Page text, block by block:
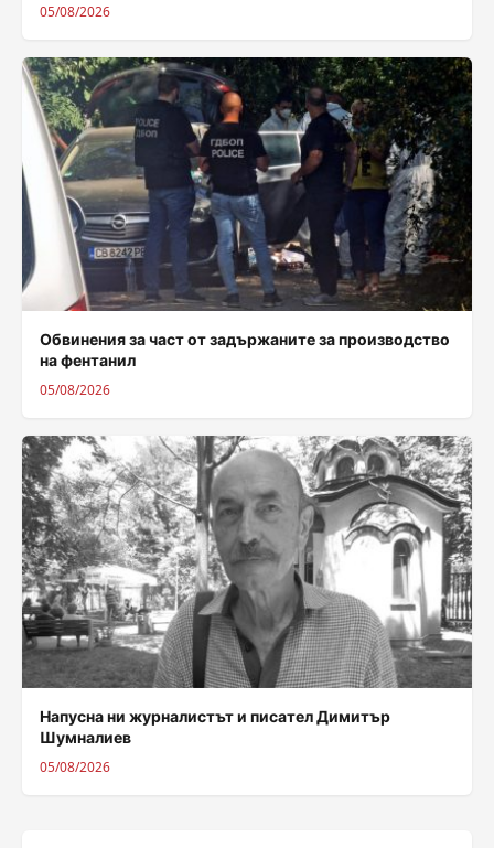
05/08/2026
Обвинения за част от задържаните за производство
на фентанил
05/08/2026
Напусна ни журналистът и писател Димитър
Шумналиев
05/08/2026